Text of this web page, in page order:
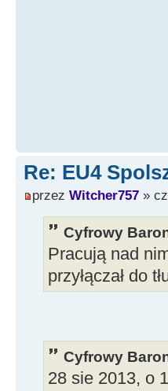
Re: EU4
przez Witcher757 »
Cyfrowy
Pracują nad
przyłączał do
Cyfrowy
28 sie 2013, o